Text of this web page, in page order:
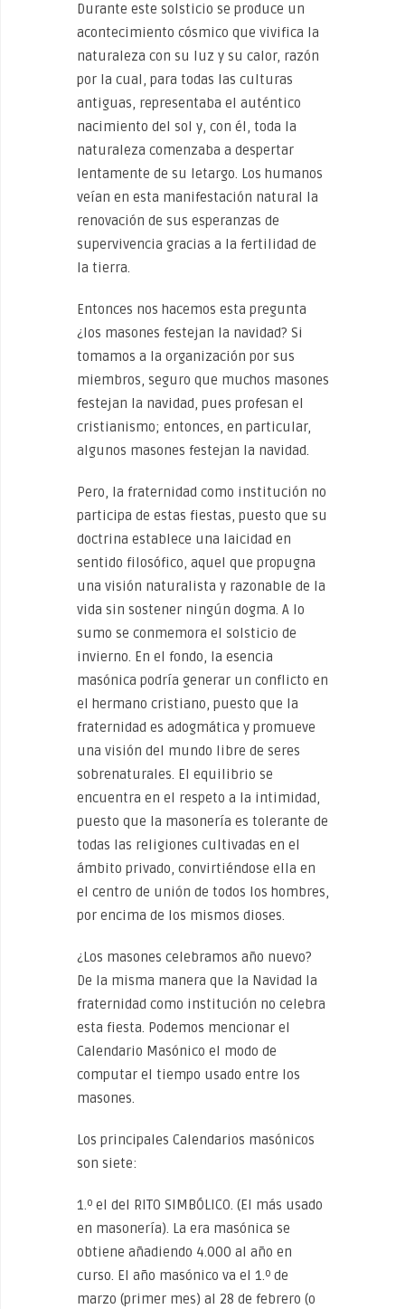
Durante este solsticio se produce un
acontecimiento cósmico que vivifica la
naturaleza con su luz y su calor, razón
por la cual, para todas las culturas
antiguas, representaba el auténtico
nacimiento del sol y, con él, toda la
naturaleza comenzaba a despertar
lentamente de su letargo. Los humanos
veían en esta manifestación natural la
renovación de sus esperanzas de
supervivencia gracias a la fertilidad de
la tierra.
Entonces nos hacemos esta pregunta
¿los masones festejan la navidad? Si
tomamos a la organización por sus
miembros, seguro que muchos masones
festejan la navidad, pues profesan el
cristianismo; entonces, en particular,
algunos masones festejan la navidad.
Pero, la fraternidad como institución no
participa de estas fiestas, puesto que su
doctrina establece una laicidad en
sentido filosófico, aquel que propugna
una visión naturalista y razonable de la
vida sin sostener ningún dogma. A lo
sumo se conmemora el solsticio de
invierno. En el fondo, la esencia
masónica podría generar un conflicto en
el hermano cristiano, puesto que la
fraternidad es adogmática y promueve
una visión del mundo libre de seres
sobrenaturales. El equilibrio se
encuentra en el respeto a la intimidad,
puesto que la masonería es tolerante de
todas las religiones cultivadas en el
ámbito privado, convirtiéndose ella en
el centro de unión de todos los hombres,
por encima de los mismos dioses.
¿Los masones celebramos año nuevo?
De la misma manera que la Navidad la
fraternidad como institución no celebra
esta fiesta. Podemos mencionar el
Calendario Masónico el modo de
computar el tiempo usado entre los
masones.
Los principales Calendarios masónicos
son siete:
1.º el del RITO SIMBÓLICO. (El más usado
en masonería). La era masónica se
obtiene añadiendo 4.000 al año en
curso. El año masónico va el 1.º de
marzo (primer mes) al 28 de febrero (o